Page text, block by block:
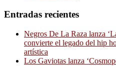
Entradas recientes
Negros De La Raza lanza
convierte el legado del hip
artística
Los Gaviotas lanza